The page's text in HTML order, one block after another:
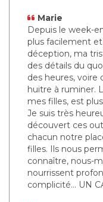
Marie
Depuis le week-
plus facilement
déception, ma
des détails du
des heures, voire
huitre à ruminer.
mes filles, est
Je suis très
découvert ces
chacun notre
filles. Ils nous
connaître, nous-
nourrissent
complicité… UN